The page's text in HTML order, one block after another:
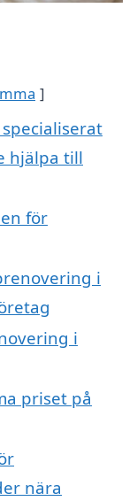
hjälpa till
för
i
i
priset på
nära